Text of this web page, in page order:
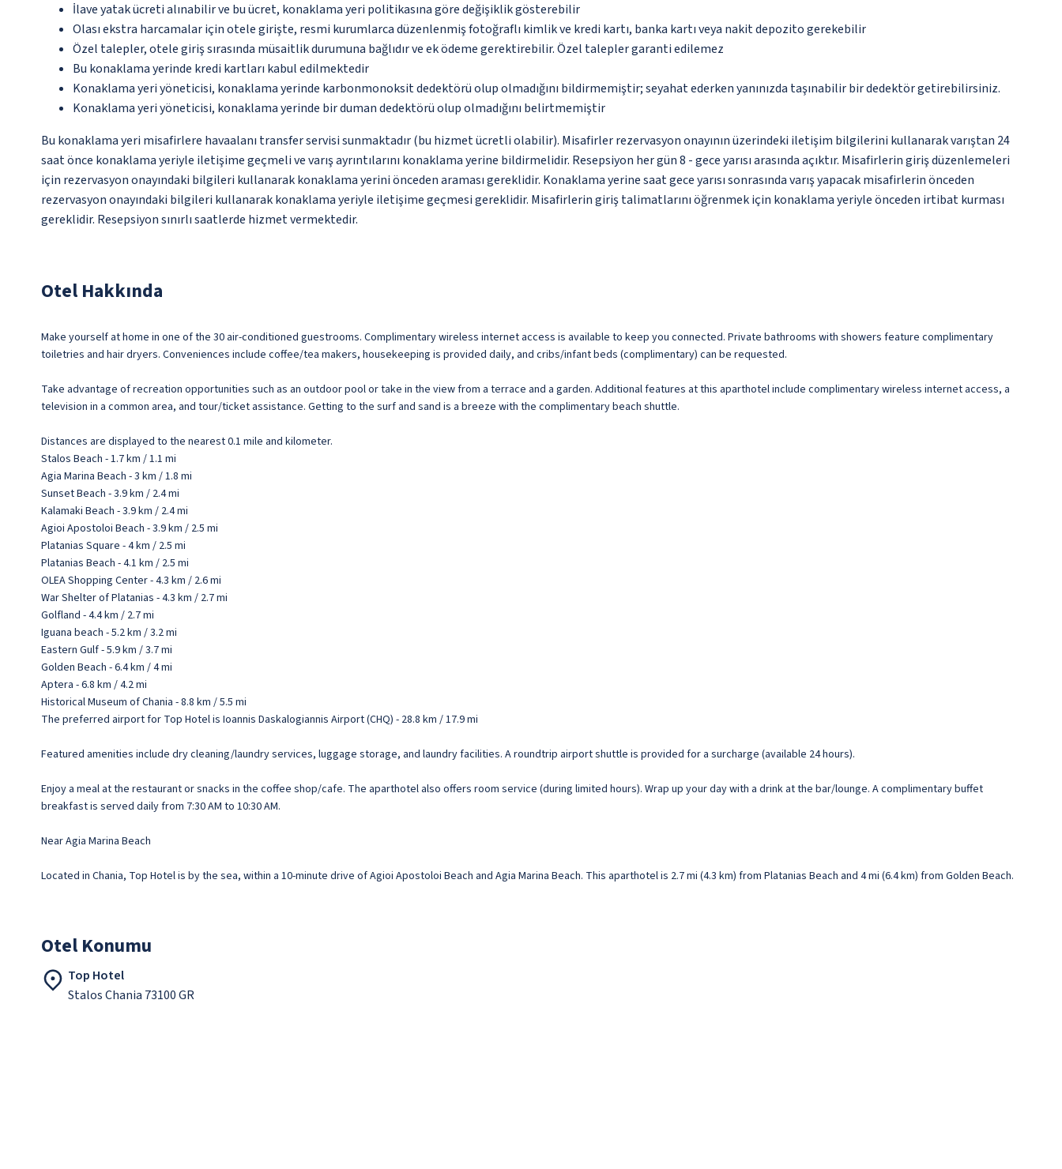
İlave yatak ücreti alınabilir ve bu ücret, konaklama yeri politikasına göre değişiklik gösterebilir
Olası ekstra harcamalar için otele girişte, resmi kurumlarca düzenlenmiş fotoğraflı kimlik ve kredi kartı, banka kartı veya nakit depozito gerekebilir
Özel talepler, otele giriş sırasında müsaitlik durumuna bağlıdır ve ek ödeme gerektirebilir. Özel talepler garanti edilemez
Bu konaklama yerinde kredi kartları kabul edilmektedir
Konaklama yeri yöneticisi, konaklama yerinde karbonmonoksit dedektörü olup olmadığını bildirmemiştir; seyahat ederken yanınızda taşınabilir bir dedektör getirebilirsiniz.
Konaklama yeri yöneticisi, konaklama yerinde bir duman dedektörü olup olmadığını belirtmemiştir
Bu konaklama yeri misafirlere havaalanı transfer servisi sunmaktadır (bu hizmet ücretli olabilir). Misafirler rezervasyon onayının üzerindeki iletişim bilgilerini kullanarak varıştan 24
saat önce konaklama yeriyle iletişime geçmeli ve varış ayrıntılarını konaklama yerine bildirmelidir. Resepsiyon her gün 8 - gece yarısı arasında açıktır. Misafirlerin giriş düzenlemeleri
için rezervasyon onayındaki bilgileri kullanarak konaklama yerini önceden araması gereklidir. Konaklama yerine saat gece yarısı sonrasında varış yapacak misafirlerin önceden
rezervasyon onayındaki bilgileri kullanarak konaklama yeriyle iletişime geçmesi gereklidir. Misafirlerin giriş talimatlarını öğrenmek için konaklama yeriyle önceden irtibat kurması
gereklidir. Resepsiyon sınırlı saatlerde hizmet vermektedir.
Otel Hakkında
Make yourself at home in one of the 30 air-conditioned guestrooms. Complimentary wireless internet access is available to keep you connected. Private bathrooms with showers feature complimentary
toiletries and hair dryers. Conveniences include coffee/tea makers, housekeeping is provided daily, and cribs/infant beds (complimentary) can be requested.
Take advantage of recreation opportunities such as an outdoor pool or take in the view from a terrace and a garden. Additional features at this aparthotel include complimentary wireless internet access, a
television in a common area, and tour/ticket assistance. Getting to the surf and sand is a breeze with the complimentary beach shuttle.
Distances are displayed to the nearest 0.1 mile and kilometer.
Stalos Beach - 1.7 km / 1.1 mi
Agia Marina Beach - 3 km / 1.8 mi
Sunset Beach - 3.9 km / 2.4 mi
Kalamaki Beach - 3.9 km / 2.4 mi
Agioi Apostoloi Beach - 3.9 km / 2.5 mi
Platanias Square - 4 km / 2.5 mi
Platanias Beach - 4.1 km / 2.5 mi
OLEA Shopping Center - 4.3 km / 2.6 mi
War Shelter of Platanias - 4.3 km / 2.7 mi
Golfland - 4.4 km / 2.7 mi
Iguana beach - 5.2 km / 3.2 mi
Eastern Gulf - 5.9 km / 3.7 mi
Golden Beach - 6.4 km / 4 mi
Aptera - 6.8 km / 4.2 mi
Historical Museum of Chania - 8.8 km / 5.5 mi
The preferred airport for Top Hotel is Ioannis Daskalogiannis Airport (CHQ) - 28.8 km / 17.9 mi
Featured amenities include dry cleaning/laundry services, luggage storage, and laundry facilities. A roundtrip airport shuttle is provided for a surcharge (available 24 hours).
Enjoy a meal at the restaurant or snacks in the coffee shop/cafe. The aparthotel also offers room service (during limited hours). Wrap up your day with a drink at the bar/lounge. A complimentary buffet
breakfast is served daily from 7:30 AM to 10:30 AM.
Near Agia Marina Beach
Located in Chania, Top Hotel is by the sea, within a 10-minute drive of Agioi Apostoloi Beach and Agia Marina Beach. This aparthotel is 2.7 mi (4.3 km) from Platanias Beach and 4 mi (6.4 km) from Golden Beach.
Otel Konumu
Top Hotel
Stalos Chania 73100 GR